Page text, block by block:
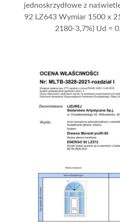
jednoskrzydłowe z
92 LZ643 Wymiar 1500 x
2180-3,7%) Ud =